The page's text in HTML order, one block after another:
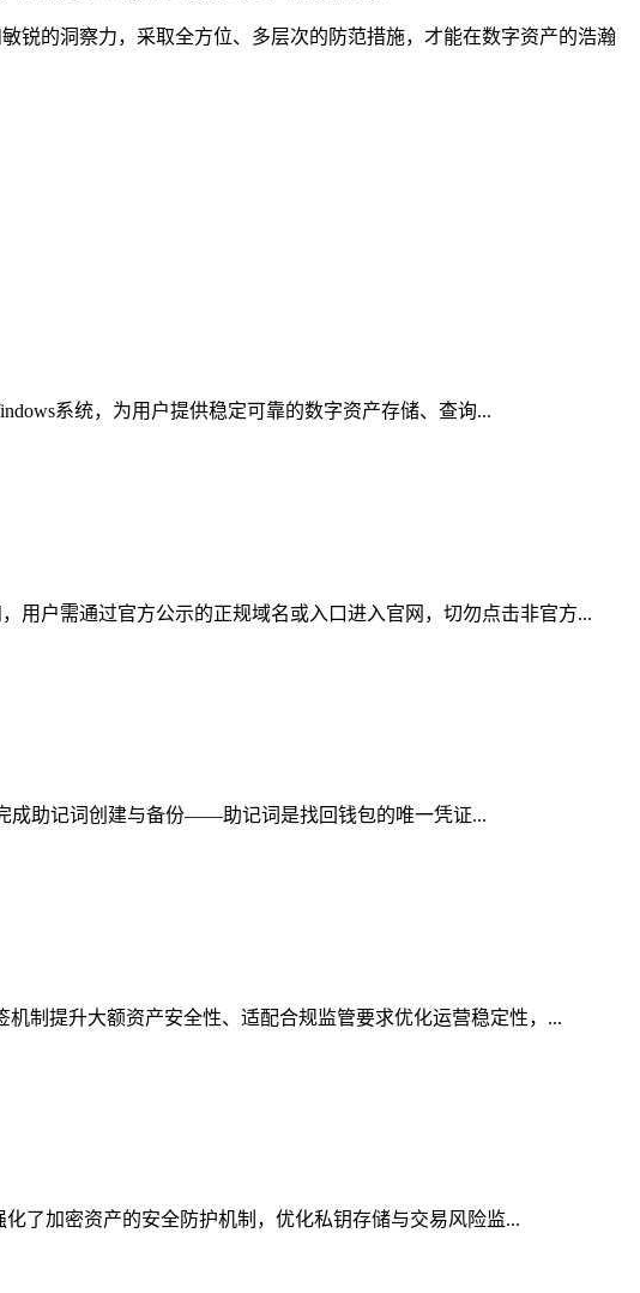
锐的洞察力，采取全方位、多层次的防范措施，才能在数字资产的浩瀚
系统，为用户提供稳定可靠的数字资产存储、查询...
用户需通过官方公示的正规域名或入口进入官网，切勿点击非官方...
成助记词创建与备份——助记词是找回钱包的唯一凭证...
制提升大额资产安全性、适配合规监管要求优化运营稳定性，...
了加密资产的安全防护机制，优化私钥存储与交易风险监...